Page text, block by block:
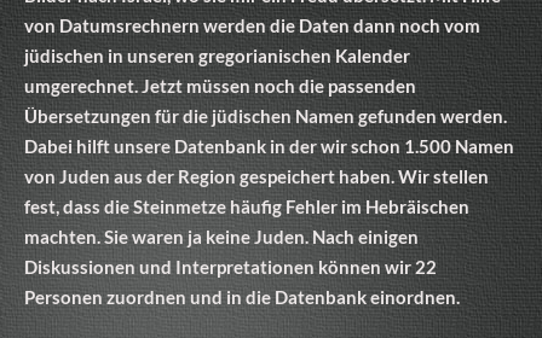
von Datumsrechnern werden die Daten dann noch vom
jüdischen in unseren gregorianischen Kalender
umgerechnet. Jetzt müssen noch die passenden
Übersetzungen für die jüdischen Namen gefunden werden.
Dabei hilft unsere Datenbank in der wir schon 1.500 Namen
von Juden aus der Region gespeichert haben. Wir stellen
fest, dass die Steinmetze häufig Fehler im Hebräischen
machten. Sie waren ja keine Juden. Nach einigen
Diskussionen und Interpretationen können wir 22
Personen zuordnen und in die Datenbank einordnen.